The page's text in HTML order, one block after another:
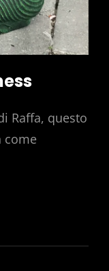
Raffa, questo
come